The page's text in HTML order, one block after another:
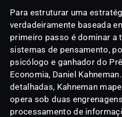
Para estruturar uma
verdadeiramente baseada
primeiro passo é dominar a
sistemas de pensamento,
psicólogo e ganhador do
Economia, Daniel
detalhadas, Kahneman
opera sob duas
processamento de